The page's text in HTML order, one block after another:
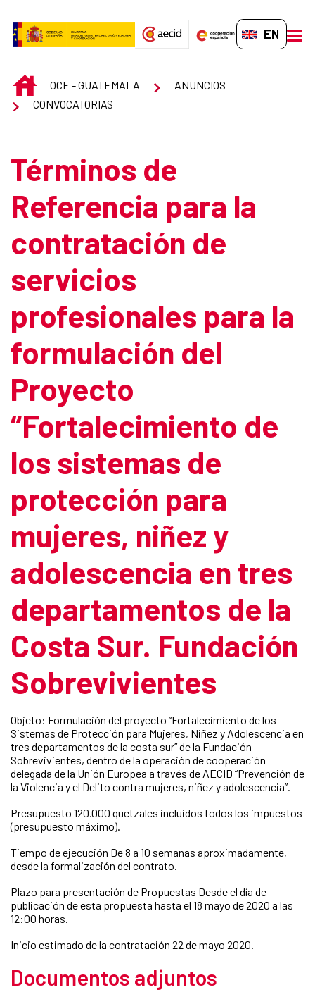
EN-GB
INICIOOCE - GUATEMALA
ANUNCIOS
CONVOCATORIAS
Términos de
Referencia para la
contratación de
servicios
profesionales para la
formulación del
Proyecto
“Fortalecimiento de
los sistemas de
protección para
mujeres, niñez y
adolescencia en tres
departamentos de la
Costa Sur. Fundación
Sobrevivientes
Objeto: Formulación del proyecto “Fortalecimiento de los
Sistemas de Protección para Mujeres, Niñez y Adolescencia en
tres departamentos de la costa sur” de la Fundación
Sobrevivientes, dentro de la operación de cooperación
delegada de la Unión Europea a través de AECID “Prevención de
la Violencia y el Delito contra mujeres, niñez y adolescencia”.
Presupuesto 120.000 quetzales incluidos todos los impuestos
(presupuesto máximo).
Tiempo de ejecución De 8 a 10 semanas aproximadamente,
desde la formalización del contrato.
Plazo para presentación de Propuestas Desde el día de
publicación de esta propuesta hasta el 18 mayo de 2020 a las
12:00 horas.
Inicio estimado de la contratación 22 de mayo 2020.
Documentos adjuntos